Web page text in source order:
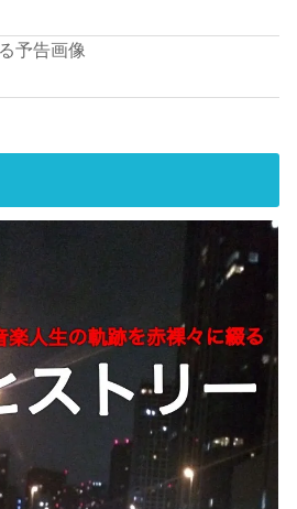
予告画像